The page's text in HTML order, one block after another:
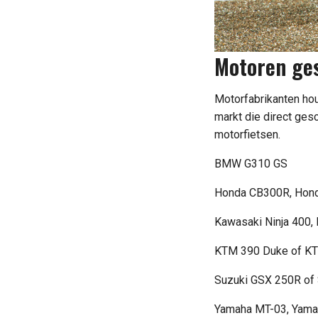
Motoren
Motorfabrikanten
markt die direct
motorfietsen.
BMW G310 GS
Honda CB300R,
Kawasaki Ninja
KTM 390 Duke of
Suzuki GSX 250R
Yamaha MT-03,